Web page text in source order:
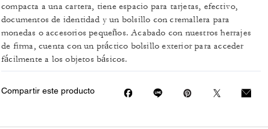
compacta a una cartera, tiene espacio para tarjetas, efectivo,
documentos de identidad y un bolsillo con cremallera para
monedas o accesorios pequeños. Acabado con nuestros herrajes
de firma, cuenta con un práctico bolsillo exterior para acceder
fácilmente a los objetos básicos.
Compartir este producto